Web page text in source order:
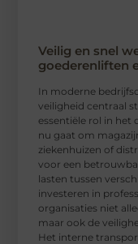
Veilig en snel
goederenliften
In moderne
veiligheid centraal
essentiële rol in het
nu gaat om
ziekenhuizen of
voor een
lasten tussen
investeren in
organisaties niet
maar ook de
Het interne